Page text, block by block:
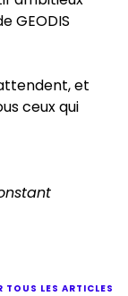
GEODIS
et
ceux qui
TOUS LES ARTICLES